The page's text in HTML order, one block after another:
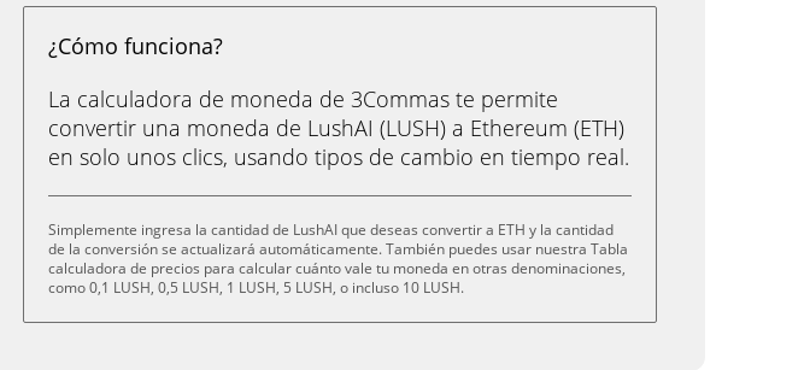
¿Cómo funciona?
La calculadora de moneda de 3Commas te permite
convertir una moneda de LushAI (LUSH) a Ethereum (ETH)
en solo unos clics, usando tipos de cambio en tiempo real.
Simplemente ingresa la cantidad de LushAI que deseas convertir a ETH y la cantidad
de la conversión se actualizará automáticamente. También puedes usar nuestra Tabla
calculadora de precios para calcular cuánto vale tu moneda en otras denominaciones,
como 0,1 LUSH, 0,5 LUSH, 1 LUSH, 5 LUSH, o incluso 10 LUSH.